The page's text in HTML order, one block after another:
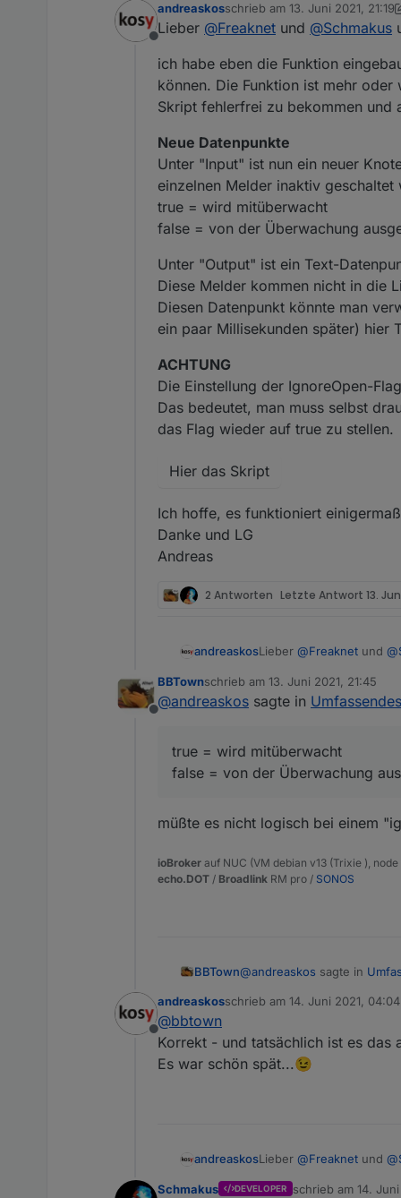
Offline
andreaskosschrieb am 13. Juni 2021, 21:19
zuletzt editiert von andreaskos
Lieber @Freaknet und @Schmakus
ich habe eben die Funktion
können. Die Funktion ist mehr
Skript fehlerfrei zu bekommen und
Neue Datenpunkte
Unter "Input" ist nun ein neuer
einzelnen Melder inaktiv geschaltet
true = wird mitüberwacht
false = von der Überwachung
Unter "Output" ist ein Text-
Diese Melder kommen nicht in die
Diesen Datenpunkt könnte man
ein paar Millisekunden später) hier
ACHTUNG
Die Einstellung der IgnoreOpen-
Das bedeutet, man muss selbst
das Flag wieder auf true zu stellen.
Hier das Skript
Ich hoffe, es funktioniert
Danke und LG
Andreas
2 Antworten Letzte Antwort 13.
andreaskosLieber @Freaknet und @
ich habe eben die
können. Die Funktion ist
einzelnen Melder inaktiv
true = wird mitüberwacht
Unter "Output" ist ein
Diese Melder kommen
bedeutet, man muss
Offline
BBTownschrieb am 13. Juni 2021, 21:45
zuletzt editiert von
@andreaskos sagte in
true = wird mitüberwacht
false = von der Überwachung
müßte es nicht logisch bei einem
ioBroker auf NUC (VM debian v13 (Trixie ),
echo.DOT / Broadlink RM pro / SONOS
BBTown@andreaskos sagte in
false = von der
müßte es nicht logisch bei
Offline
andreaskosschrieb am 14. Juni 2021, 04:04
zuletzt editiert von
@bbtown
Korrekt - und tatsächlich ist es das
Es war schön spät...😉
andreaskosLieber @Freaknet und @
ich habe eben die
Schmakus DEVELOPER schrieb am 14. Juni